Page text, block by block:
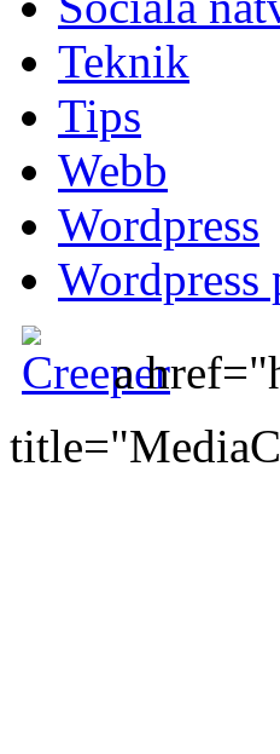
Teknik
Tips
Webb
Wordpress
Wordpress
a